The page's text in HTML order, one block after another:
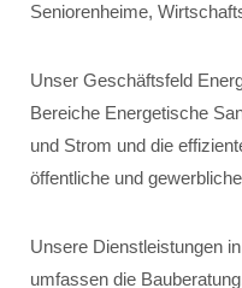
Seniorenheime,
Unser Geschäftsfeld
Bereiche Energetische
und Strom und die
öffentliche und
Unsere Dienstleistungen
umfassen die